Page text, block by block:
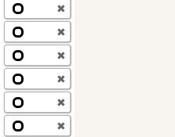
✖
✖
✖
✖
✖
✖